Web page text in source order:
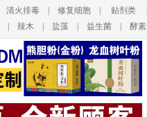
清火排毒 修复细胞 贴剂类
辣木 盐藻 益生菌 酵素